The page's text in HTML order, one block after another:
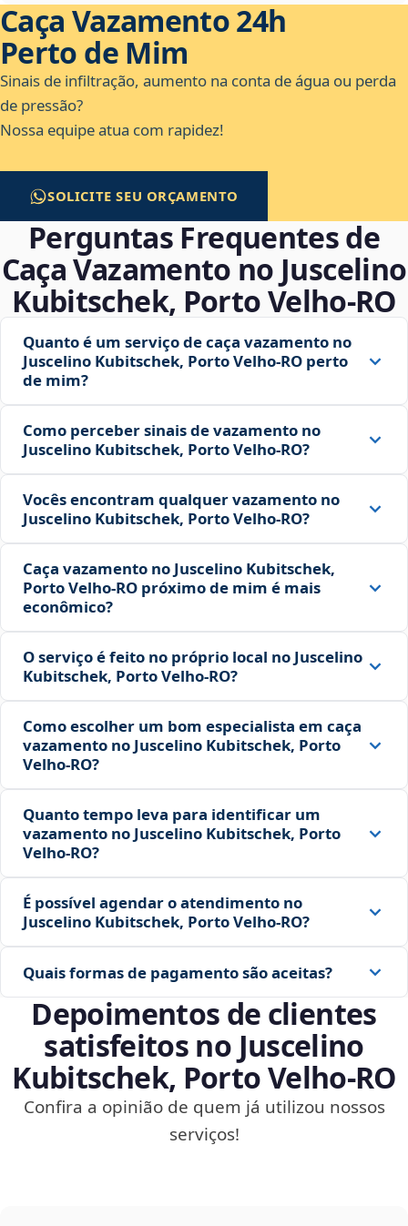
Caça Vazamento 24h
Perto de Mim
Sinais de infiltração, aumento na conta de água ou perda
de pressão?
Nossa equipe atua com rapidez!
SOLICITE SEU ORÇAMENTO
Perguntas Frequentes de
Caça Vazamento no Juscelino
Kubitschek, Porto Velho‑RO
Quanto é um serviço de caça vazamento no
Juscelino Kubitschek, Porto Velho‑RO perto
de mim?
Como perceber sinais de vazamento no
Juscelino Kubitschek, Porto Velho‑RO?
Vocês encontram qualquer vazamento no
Juscelino Kubitschek, Porto Velho‑RO?
Caça vazamento no Juscelino Kubitschek,
Porto Velho‑RO próximo de mim é mais
econômico?
O serviço é feito no próprio local no Juscelino
Kubitschek, Porto Velho‑RO?
Como escolher um bom especialista em caça
vazamento no Juscelino Kubitschek, Porto
Velho‑RO?
Quanto tempo leva para identificar um
vazamento no Juscelino Kubitschek, Porto
Velho‑RO?
É possível agendar o atendimento no
Juscelino Kubitschek, Porto Velho‑RO?
Quais formas de pagamento são aceitas?
Depoimentos de clientes
satisfeitos no Juscelino
Kubitschek, Porto Velho‑RO
Confira a opinião de quem já utilizou nossos
serviços!